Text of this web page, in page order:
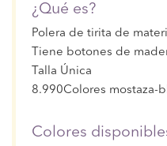
¿Qué es?
Polera de tirita de
Tiene botones de
Talla Única
8.990Colores mostaza-
Colores